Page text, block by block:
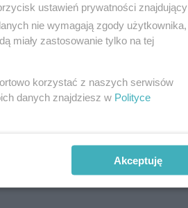
ustawień prywatności znajdujący
nie wymagają zgody użytkownika,
miały zastosowanie tylko na tej
korzystać z naszych serwisów
danych znajdziesz w Polityce
Akceptuję